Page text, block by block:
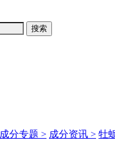
成分专题 > 成分资讯 > 牡